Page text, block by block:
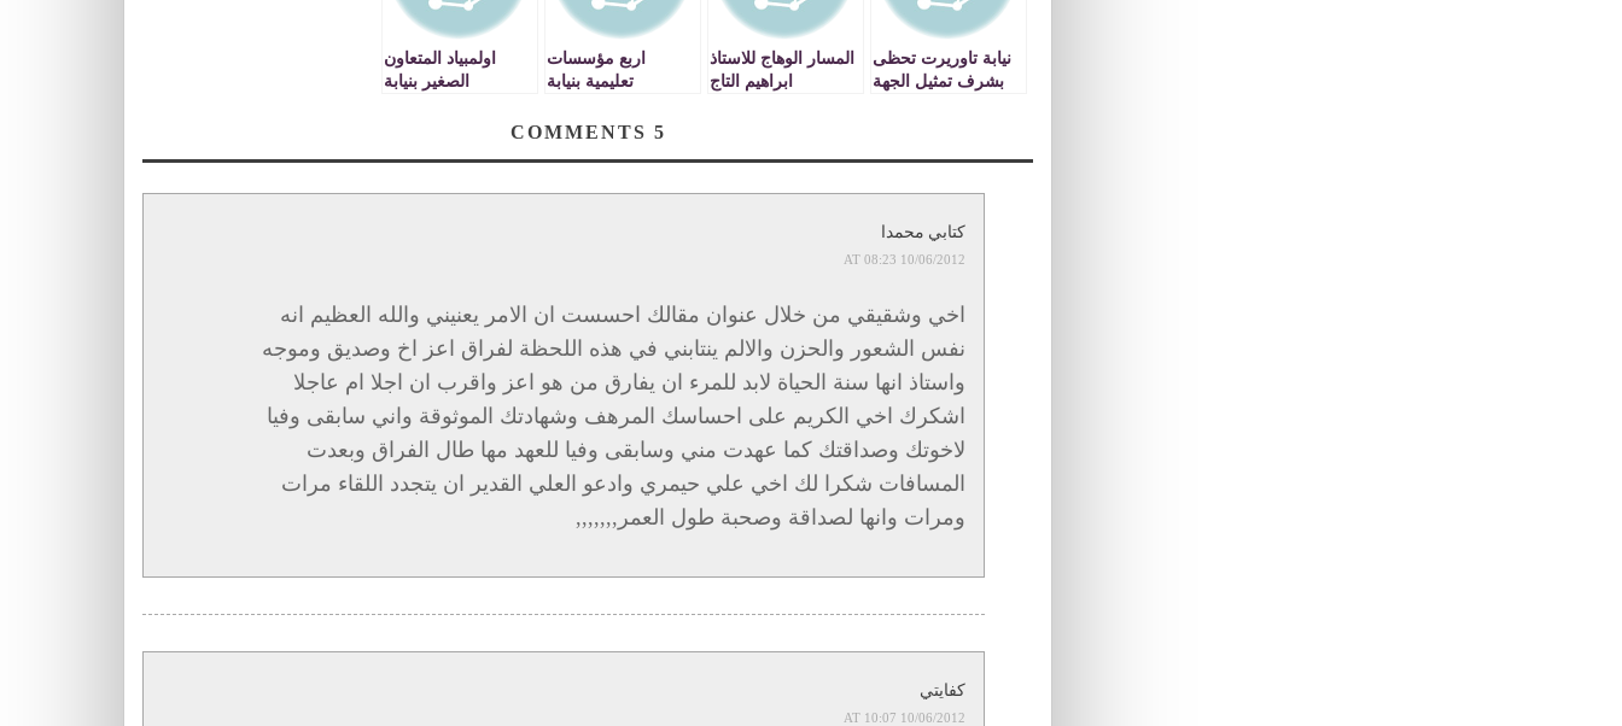
نيابة تاوريرت تحظى
بشرف تمثيل الجهة
المسار الوهاج للاستاذ
ابراهيم التاج
اربع مؤسسات
تعليمية بنيابة
ميلاد صاحب السمو
اولمبياد المتعاون
الصغير بنيابة
5
كتابي محمدا
10/06/2012 AT 08:23
اخي وشقيقي من خلال عنوان مقالك احسست ان الامر يعنيني والله العظيم انه
نفس الشعور والحزن والالم ينتابني في هذه اللحظة لفراق اعز اخ وصديق وموجه
واستاذ انها سنة الحياة لابد للمرء ان يفارق من هو اعز واقرب ان اجلا ام عاجلا
اشكرك اخي الكريم على احساسك المرهف وشهادتك الموثوقة واني سابقى وفيا
لاخوتك وصداقتك كما عهدت مني وسابقى وفيا للعهد مها طال الفراق وبعدت
المسافات شكرا لك اخي علي حيمري وادعو العلي القدير ان يتجدد اللقاء مرات
ومرات وانها لصداقة وصحبة طول العمر,,,,,,,
كفايتي
10/06/2012 AT 10:07